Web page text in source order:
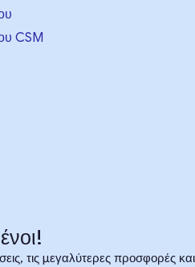
CSM
τις μεγαλύτερες προσφορές και